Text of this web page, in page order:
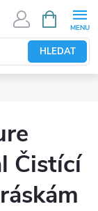
HLEDAT
NÁKUPNÍ
KOŠÍK
Čistící